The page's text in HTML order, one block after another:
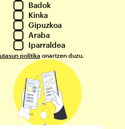
Badok
Kinka
Gipuzkoa
Araba
Iparraldea
politika onartzen duzu.